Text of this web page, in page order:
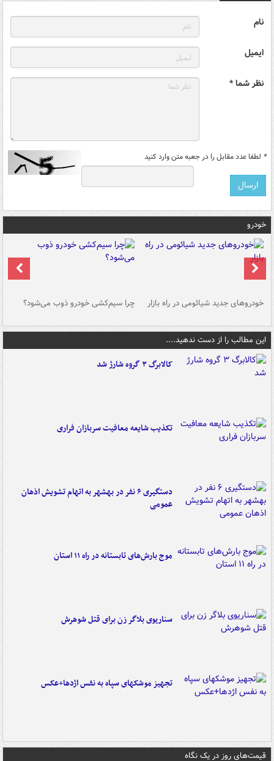
نام
ایمیل
نظر شما *
* لطفا عدد مقابل را در جعبه متن وارد کنید
خودرو
خودروهای جدید شیائومی در راه بازار چرا سیم‌کشی خودرو ذوب می‌شود؟
این مطالب را از دست ندهید....
کالابرگ ۳ گروه شارژ شد
تکذیب شایعه معافیت سربازان فراری
دستگیری ۶ نفر در بهشهر به اتهام تشویش اذهان
عمومی
موج بارش‌های تابستانه در راه ۱۱ استان
سناریوی بلاگر زن برای قتل شوهرش
تجهیز موشکهای سپاه به نفس اژدها+عکس
قیمت‌های روز در یک نگاه